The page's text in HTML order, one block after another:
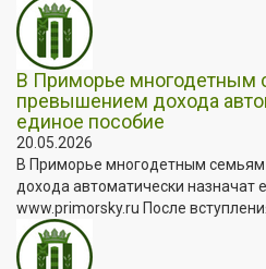
В Приморье многодетным
превышением дохода
единое пособие
20.05.2026
В Приморье многодетным
дохода автоматически назначат
www.primorsky.ru После